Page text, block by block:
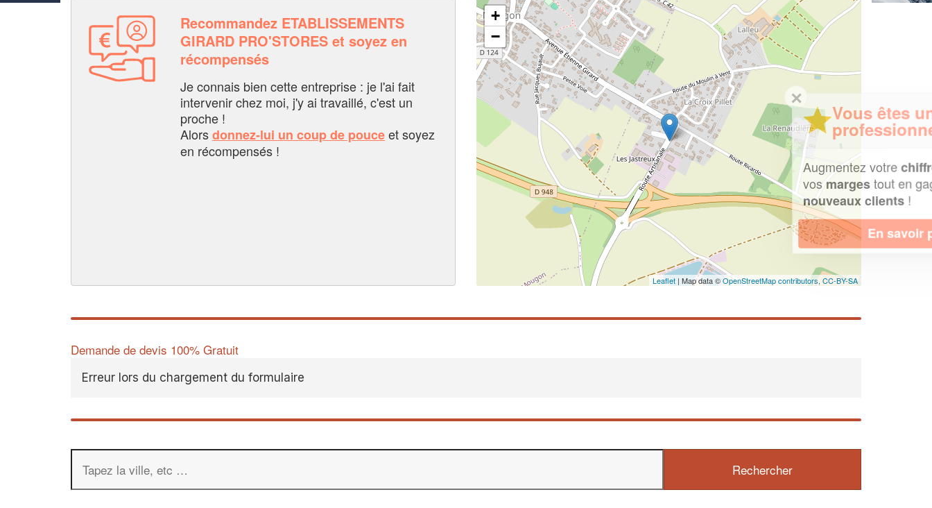
Recommandez ETABLISSEMENTS
GIRARD PRO'STORES et soyez en
récompensés
Je connais bien cette entreprise : je l'ai fait
intervenir chez moi, j'y ai travaillé, c'est un
proche !
Alorsdonnez-lui un coup de pouceet soyez
en récompensés !
+
−
Leaflet | Map data ©OpenStreetMap contributors, CC-BY-SA
Demande de devis 100% Gratuit
Erreur lors du chargement du formulaire
✕
Vous êtes un
professionnel ?
Augmentez votrechiffre d'affaireset
margestout en gagnant de
nouveaux clients!
En savoir plus